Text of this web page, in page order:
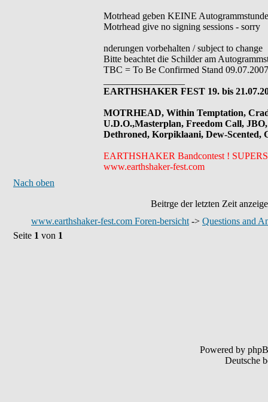
Motrhead geben KEINE
Motrhead give no signing sessions - sorry
nderungen vorbehalten / subject to change
Bitte beachtet die Schilder am
TBC = To Be Confirmed Stand 09.07.2007
EARTHSHAKER FEST 19. bis
MOTRHEAD, Within Temptation,
U.D.O.,Masterplan, Freedom Call,
Dethroned, Korpiklaani, Dew-Scented,
EARTHSHAKER Bandcontest !
www.earthshaker-fest.com
Nach oben
Beitrge der letzten Zeit
www.earthshaker-fest.com Foren-bersicht -> Questions and
Seite 1 von 1
Powered by
Deutsche